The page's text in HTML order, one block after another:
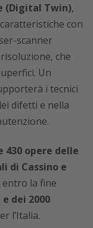
(Digital Twin),
con
scanner
che
Un
i tecnici
difetti e nella
430 opere delle
di Cassino e
la fine
dei 2000
l’Italia.